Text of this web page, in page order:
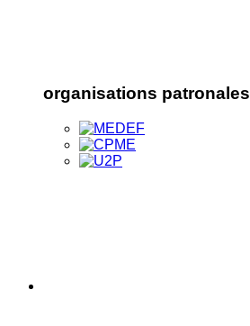
organisations patronales